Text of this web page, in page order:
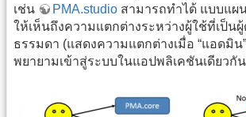
เช่น
PMA.studio สามารถทำได้ แบบแผ
ให้เห็นถึงความแตกต่างระหว่างผู้ใช้ที่เป็น
ธรรมดา (แสดงความแตกต่างเมื่อ “แอดมิน”
พยายามเข้าสู่ระบบในแอปพลิเคชันเดียวกั